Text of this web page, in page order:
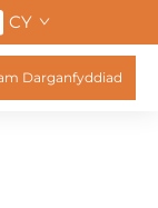
CY
Darganfyddiad